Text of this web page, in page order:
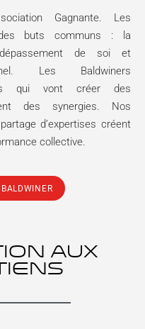
Gagnante. Les
des buts communs : la
de soi et
Les Baldwiners
qui vont créer des
des synergies. Nos
d’expertises créent
collective.
AUX